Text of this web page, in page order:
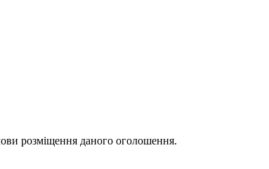
розміщення даного оголошення.